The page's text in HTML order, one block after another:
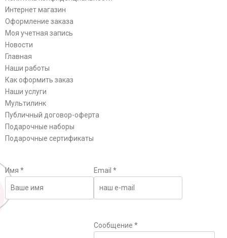
Интернет магазин
Оформление заказа
Моя учетная запись
Новости
Главная
Наши работы
Как оформить заказ
Наши услуги
Мультилинк
Публичный договор-оферта
Подарочные наборы
Подарочные сертификаты
Имя * Email *
Сообщение *